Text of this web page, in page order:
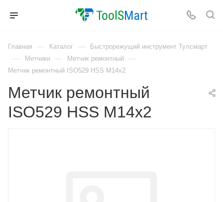
Главная — Каталог — Быстрорежущий инструмент Тулсмарт
— Метчики — Метчик ремонтный —
Метчик ремонтный ISO529 HSS M14x2
Метчик ремонтный
ISO529 HSS M14x2